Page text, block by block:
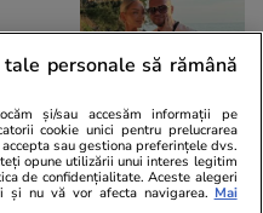
căpersonale să rămână
și/sau accesăm informații pe
cookie unici pentru prelucrarea
sau gestiona preferințele dvs.
opune utilizării unui interes legitim
de confidențialitate. Aceste alegeri
și nu vă vor afecta navigarea. Mai